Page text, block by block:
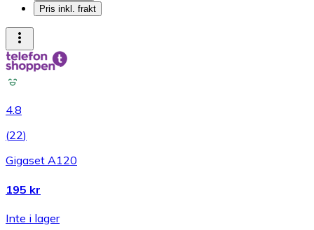
Pris inkl. frakt
4.8
(22)
Gigaset A120
195 kr
Inte i lager